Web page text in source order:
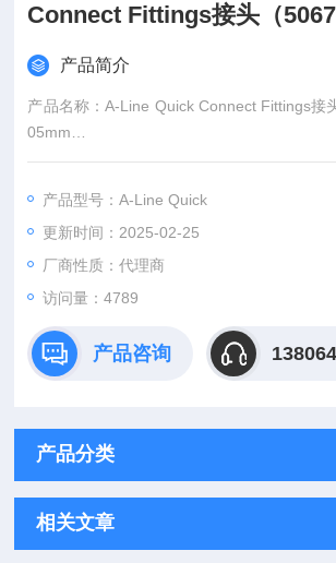
Connect Fittings接头（
产品简介
产品名称：A-Line Quick Connect Fittings
05mm
产品货号：5067-5961
目前很多实验室的液相柱接口还是需要手动
头，而这种接头方式在给系统密闭性和分析
定困难。“A-Line接头有一根可下压的操纵杆
谱柱与系统的链接，并且实现零死体积。
产品型号：A-Line Quick
更新时间：2025-02-25
厂商性质：代理商
访问量：4789
产品咨询
产品分类
相关文章